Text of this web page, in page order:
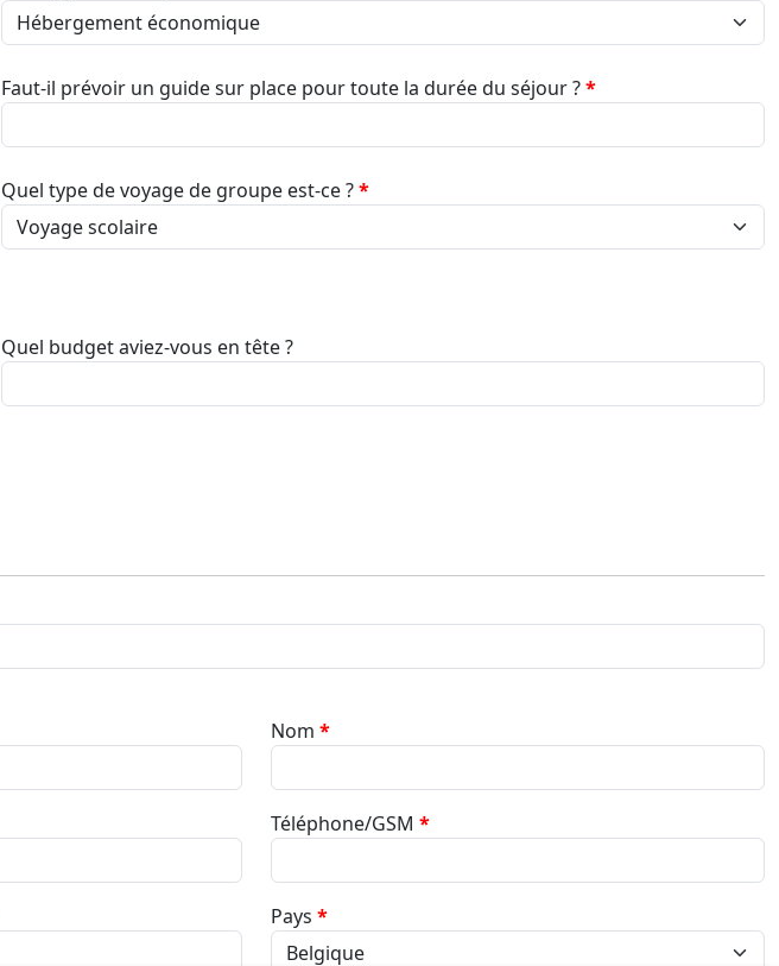
Faut-il prévoir un guide sur place pour toute la durée du séjour ?*
Quel type de voyage de groupe est-ce ?*
Quel budget aviez-vous en tête ?
Nom*
Téléphone/GSM*
Pays*